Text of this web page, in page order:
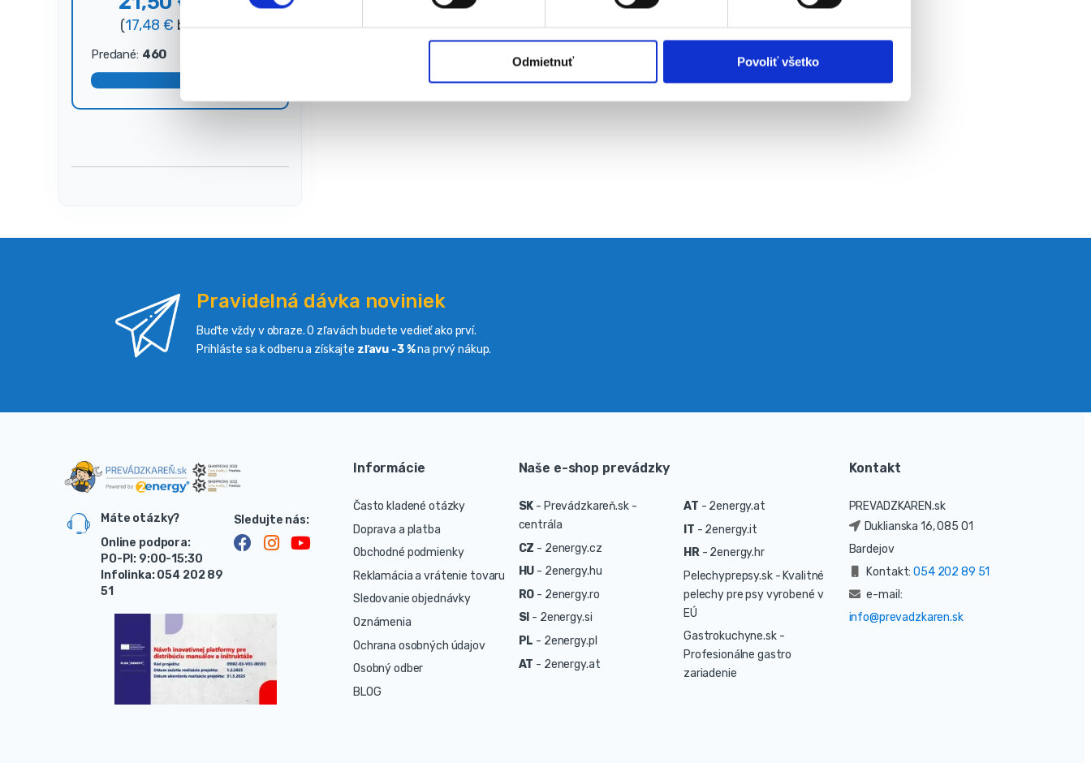
e
r
l
Odmietnuť Povoliť všetko
(17,48€ bez DPH)
Predané: 460
Pravidelná dávka noviniek
Buďte vždy v obraze. O zľavách budete vedieť ako prví.
Prihláste sa k odberu a získajte zľavu -3 %na prvý nákup.
Máte otázky?
Online podpora:
PO-PI: 9:00-15:30
Infolinka: 054 202 89
51
Informácie
Často kladené otázky
Doprava a platba
Obchodné podmienky
Reklamácia a vrátenie tovaru
Sledovanie objednávky
Oznámenia
Ochrana osobných údajov
Osobný odber
BLOG
Naše e-shop prevádzky
SK - Prevádzkareň.sk -
centrála
CZ - 2energy.cz
HU - 2energy.hu
RO - 2energy.ro
SI - 2energy.si
PL - 2energy.pl
AT - 2energy.at
AT - 2energy.at
IT - 2energy.it
HR- 2energy.hr
Pelechyprepsy.sk - Kvalitné
pelechy pre psy vyrobené v
EÚ
Gastrokuchyne.sk -
Profesionálne gastro
zariadenie
Kontakt
PREVADZKAREN.sk
Duklianska 16, 085 01
Bardejov
Kontakt:054 202 89 51
e-mail:
info@prevadzkaren.sk